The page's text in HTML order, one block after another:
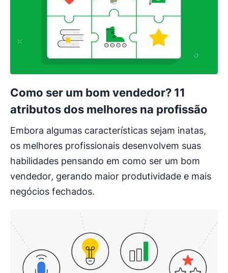
Como ser um bom vendedor? 11
atributos dos melhores na profissão
Embora algumas características sejam inatas,
os melhores profissionais desenvolvem suas
habilidades pensando em como ser um bom
vendedor, gerando maior produtividade e mais
negócios fechados.